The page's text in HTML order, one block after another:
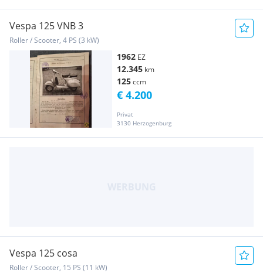
Vespa 125 VNB 3
Roller / Scooter, 4 PS (3 kW)
1962 EZ
12.345 km
125ccm
Privat
3130 Herzogenburg
€ 4.200
Vespa 125 cosa
Roller / Scooter, 15 PS (11 kW)